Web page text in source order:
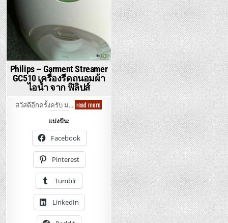
Philips – Garment Streamer
GC510 เครื่องรีดถนอมผ้า
ไอน้ำ จาก ฟิลิปส์
สวัสดีอีกครั้งครับ ม… read morePhilips
–
Garment
Streamer
GC510
เครื่อง
ถนอม
แบ่งปัน:
Facebook
Pinterest
Tumblr
LinkedIn